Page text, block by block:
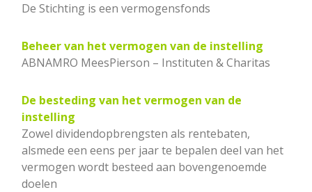
De Stichting is een vermogensfonds
Beheer van het vermogen van de instelling
ABNAMRO MeesPierson – Instituten & Charitas
De besteding van het vermogen van de
instelling
Zowel dividendopbrengsten als rentebaten,
alsmede een eens per jaar te bepalen deel van het
vermogen wordt besteed aan bovengenoemde
doelen